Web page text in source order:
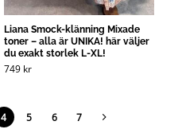
Liana Smock-klänning Mixade
toner – alla är UNIKA! här väljer
du exakt storlek L-XL!
749 kr
4 5 6 7